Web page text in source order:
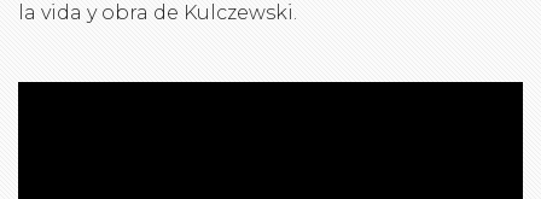
la vida y obra de Kulczewski.